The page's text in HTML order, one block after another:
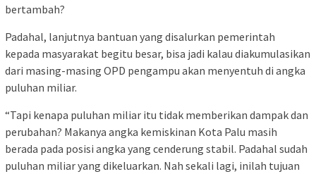
bertambah?
Padahal, lanjutnya bantuan yang disalurkan pemerintah
kepada masyarakat begitu besar, bisa jadi kalau diakumulasikan
dari masing-masing OPD pengampu akan menyentuh di angka
puluhan miliar.
“Tapi kenapa puluhan miliar itu tidak memberikan dampak dan
perubahan? Makanya angka kemiskinan Kota Palu masih
berada pada posisi angka yang cenderung stabil. Padahal sudah
puluhan miliar yang dikeluarkan. Nah sekali lagi, inilah tujuan